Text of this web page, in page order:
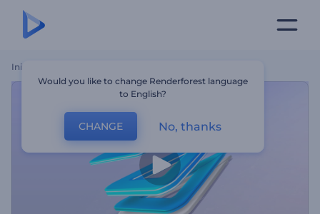
Inicio
Would you like to change Renderforest language
to English?
CHANGE No, thanks